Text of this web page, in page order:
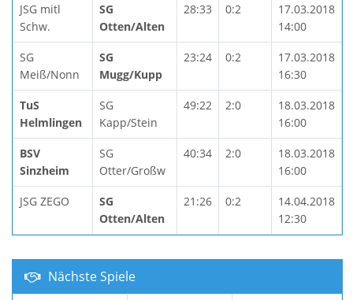
JSG mitl
Schw.
SG
Otten/Alten
28:33 0:2
17.03.2018
14:00
SG
Meiß/Nonn
SG
Mugg/Kupp
23:24 0:2
17.03.2018
16:30
TuS
Helmlingen
SG
Kapp/Stein
49:22 2:0
18.03.2018
16:00
BSV
Sinzheim
SG
Otter/Großw
40:34 2:0
18.03.2018
16:00
JSG ZEGO
SG
Otten/Alten
21:26 0:2
14.04.2018
12:30
Nächste Spiele